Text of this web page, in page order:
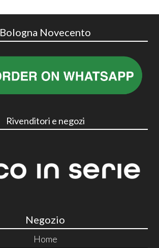
Bologna Novecento
Rivenditori e negozi
Negozio
Home